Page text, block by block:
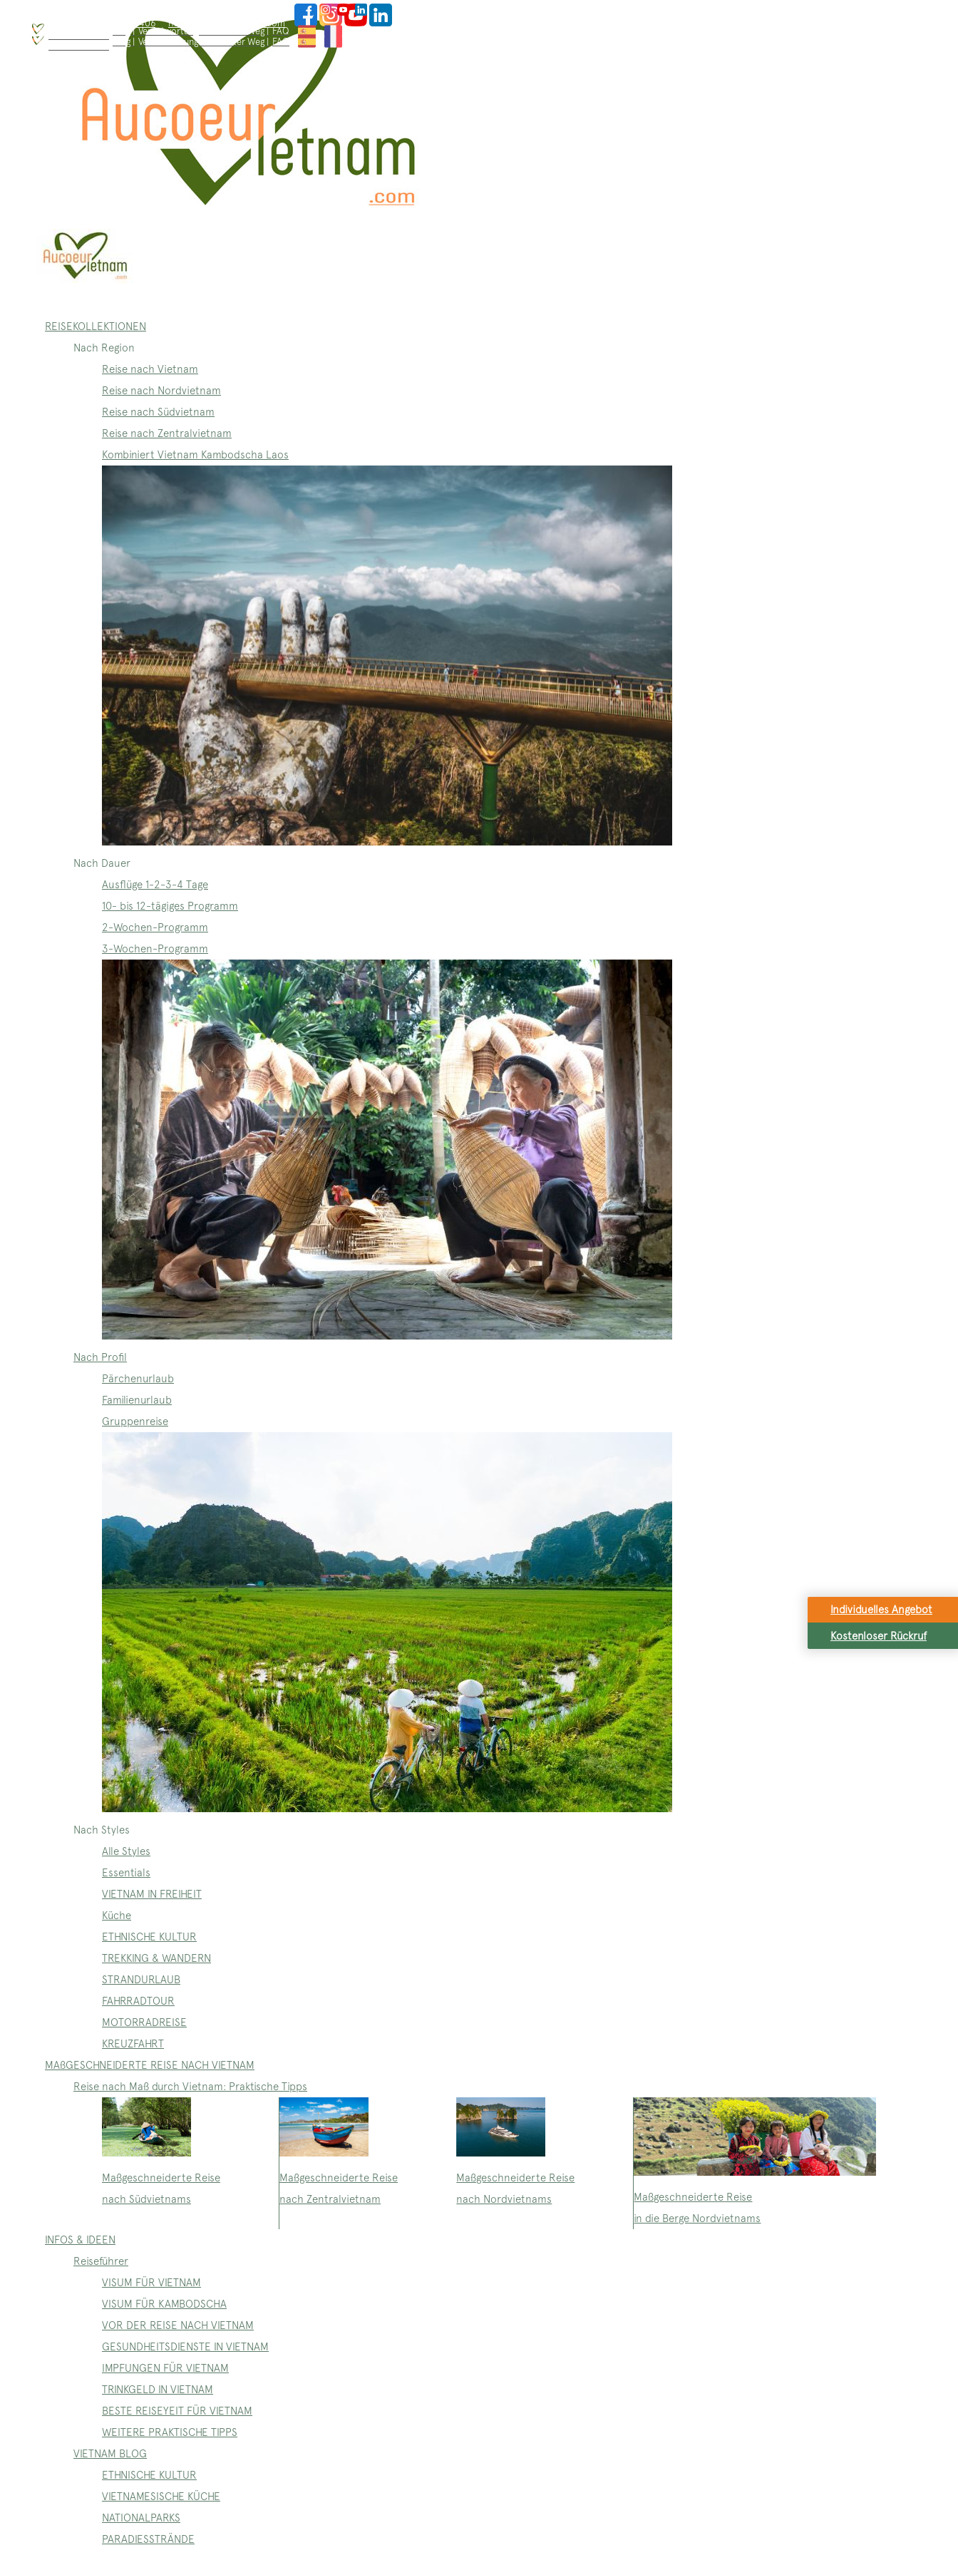
WhatsApp: +84.909.426.406 hallo@aucoeurvietnam.com
Blog | Verantwortungsbewusster Weg | FAQ
REISEKOLLEKTIONEN
Nach Region
Reise nach Vietnam
Reise nach Nordvietnam
Reise nach Südvietnam
Reise nach Zentralvietnam
Kombiniert Vietnam Kambodscha Laos
Nach Dauer
Ausflüge 1-2-3-4 Tage
10- bis 12-tägiges Programm
2-Wochen-Programm
3-Wochen-Programm
Nach Profil
Pärchenurlaub
Familienurlaub
Gruppenreise
Nach Styles
Alle Styles
Essentials
VIETNAM IN FREIHEIT
Küche
ETHNISCHE KULTUR
TREKKING & WANDERN
STRANDURLAUB
FAHRRADTOUR
MOTORRADREISE
KREUZFAHRT
MAßGESCHNEIDERTE REISE NACH VIETNAM
Reise nach Maß durch Vietnam: Praktische Tipps
Maßgeschneiderte Reise
nach Südvietnams
Maßgeschneiderte Reise
nach Zentralvietnam
Maßgeschneiderte Reise
nach Nordvietnams
Maßgeschneiderte Reise
in die Berge Nordvietnams
INFOS & IDEEN
Reiseführer
VISUM FÜR VIETNAM
VISUM FÜR KAMBODSCHA
VOR DER REISE NACH VIETNAM
GESUNDHEITSDIENSTE IN VIETNAM
IMPFUNGEN FÜR VIETNAM
TRINKGELD IN VIETNAM
BESTE REISEYEIT FÜR VIETNAM
WEITERE PRAKTISCHE TIPPS
VIETNAM BLOG
ETHNISCHE KULTUR
VIETNAMESISCHE KÜCHE
NATIONALPARKS
PARADIESSTRÄNDE
Blog | Verantwortungsbewusster Weg | FAQ
Individuelles Angebot
Kostenloser Rückruf